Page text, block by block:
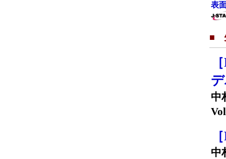
表
■
中
中